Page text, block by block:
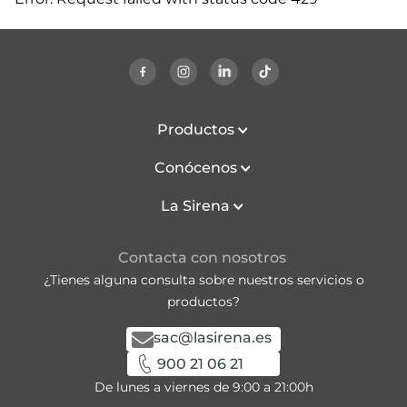
Productos
Conócenos
La Sirena
Contacta con nosotros
¿Tienes alguna consulta sobre nuestros servicios o
productos?
sac@lasirena.es
900 21 06 21
De lunes a viernes de 9:00 a 21:00h